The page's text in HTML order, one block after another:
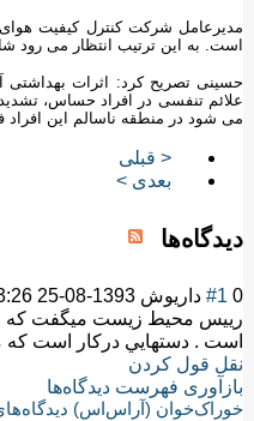
مدیرعامل شرکت کنترل کیفیت
است. به این ترتیب انتظار می رود
حسینی تصریح کرد: اثرات بهداشتی
علائم تنفسی در افراد حساس،
می شود در منطقه ناسالم این افراد
< قبلی
بعدی >
دیدگاه‌ها
0
#1 داريوش 1393-08-25 03:26
رييس محيط زيست ميگفت كه
است . دستهايي دركار است
نقل قول کردن
بازآوری فهرست دیدگاه‌ها
خوراک‌خوان (آراس‌اس) دیدگاه‌های